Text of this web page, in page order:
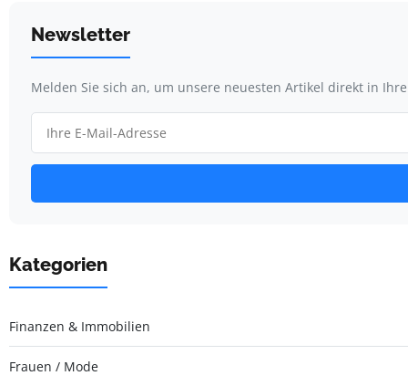
Newsletter
Melden Sie sich an, um unsere neuesten Artikel direkt in
Kategorien
Finanzen & Immobilien
Frauen / Mode